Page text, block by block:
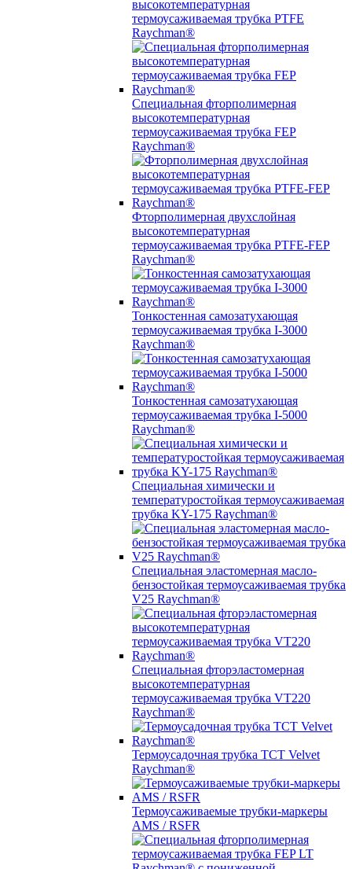
высокотемпературная
термоусаживаемая трубка PTFE
Raychman®
Специальная фторполимерная
высокотемпературная
термоусаживаемая трубка FEP
Raychman®
Фторполимерная двухслойная
высокотемпературная
термоусаживаемая трубка PTFE-FEP
Raychman®
Тонкостенная самозатухающая
термоусаживаемая трубка I-3000
Raychman®
Тонкостенная самозатухающая
термоусаживаемая трубка I-5000
Raychman®
Специальная химически и
температуростойкая термоусаживаемая
трубка KY-175 Raychman®
Специальная эластомерная масло-
бензостойкая термоусаживаемая трубка
V25 Raychman®
Специальная фторэластомерная
высокотемпературная
термоусаживаемая трубка VT220
Raychman®
Термоусадочная трубка TCT Velvet
Raychman®
Термоусаживаемые трубки-маркеры
AMS / RSFR